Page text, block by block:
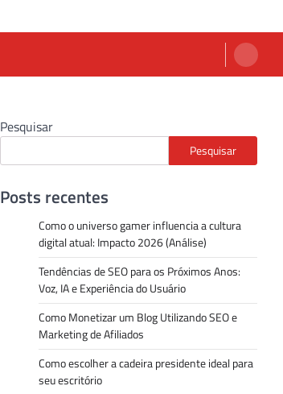
Pesquisar
Pesquisar
Posts recentes
Como o universo gamer influencia a cultura
digital atual: Impacto 2026 (Análise)
Tendências de SEO para os Próximos Anos:
Voz, IA e Experiência do Usuário
Como Monetizar um Blog Utilizando SEO e
Marketing de Afiliados
Como escolher a cadeira presidente ideal para
seu escritório